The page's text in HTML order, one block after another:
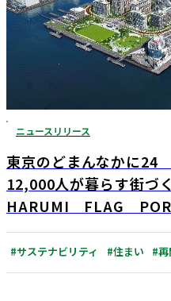
ニュースリリース
東京のどまんなかに24
12,000人が暮らす街づ
HARUMI FLAG
宅街区のシニア住宅・
（株）東急イーライフデ
クレールHARUMI
#サステナビリティ #住まい #再